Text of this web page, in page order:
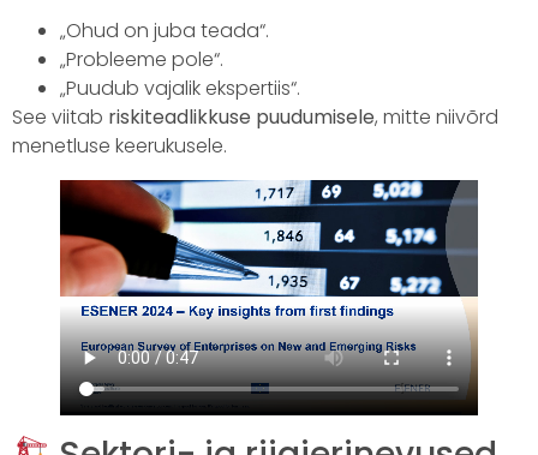
„Ohud on juba teada“.
„Probleeme pole“.
„Puudub vajalik ekspertiis“.
See viitab riskiteadlikkuse puudumisele, mitte niivõrd
menetluse keerukusele.